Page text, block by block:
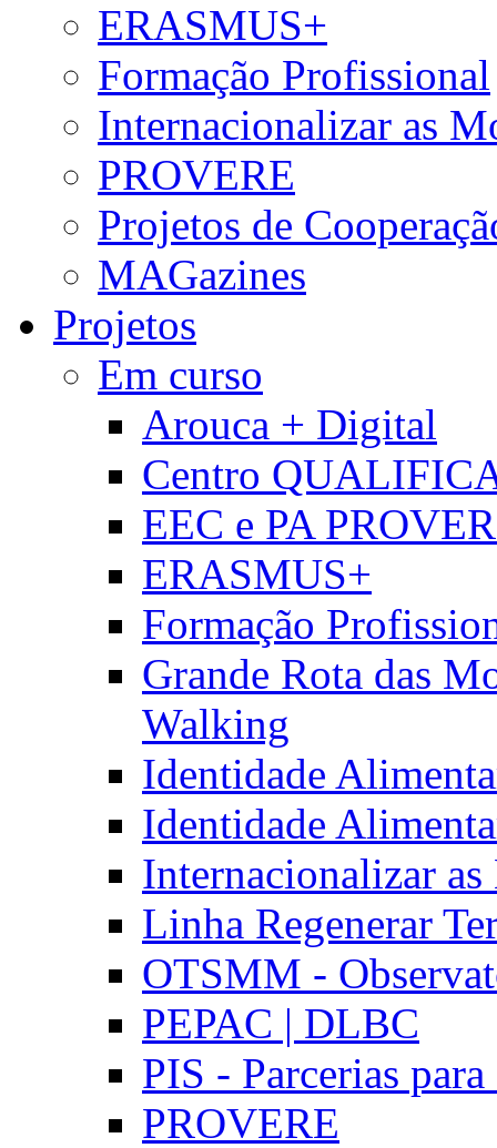
ERASMUS+
Formação Profissional
Internacionalizar as
PROVERE
Projetos de
MAGazines
Projetos
Em curso
Arouca + Digital
Centro
EEC e PA
ERASMUS+
Formação
Grande Rota das
Walking
Identidade
Identidade
Internacionalizar
Linha Regenerar
OTSMM -
PEPAC | DLBC
PIS - Parcerias
PROVERE